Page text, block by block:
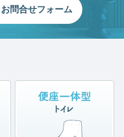
問合せフォーム